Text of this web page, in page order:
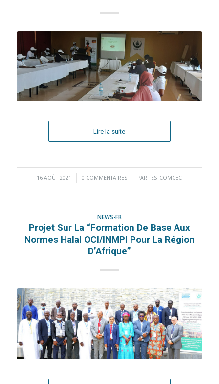
Lire la suite
16 AOÛT 2021
/ 0 COMMENTAIRES
/ PARTESTCOMCEC
NEWS-FR
Projet Sur La “Formation De Base Aux
Normes Halal OCI/INMPI Pour La Région
D’Afrique”